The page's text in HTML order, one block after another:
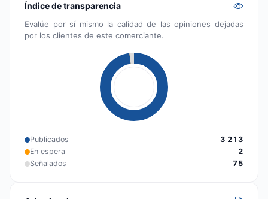
Índice de transparencia
Evalúe por sí mismo la calidad de las opiniones dejadas
por los clientes de este comerciante.
Publicados
3 213
En espera
2
Señalados
75